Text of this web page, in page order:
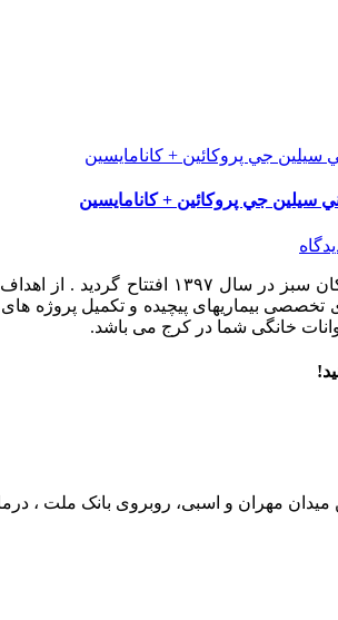
درمانگاه دامپزشکی
تخصصی بیماریهای پیچیده و تکمیل پروژه
خانگی شما در کرج می باشد.
مهران و اسبی، روبروی بانک ملت ،